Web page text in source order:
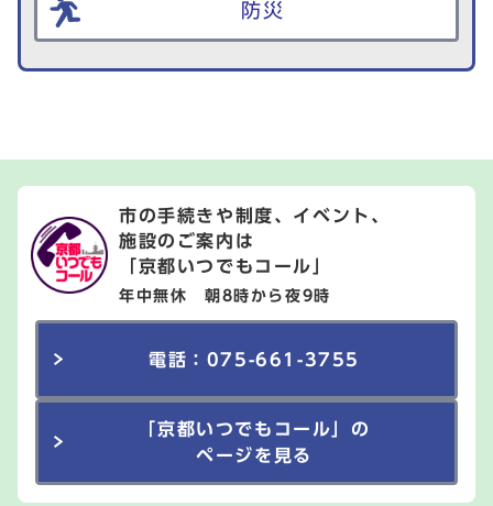
防災
市の手続きや制度、イベント、
施設のご案内は
「京都いつでもコール」
年中無休 朝8時から夜9時
電話：075-661-3755
「京都いつでもコール」の
ページを見る